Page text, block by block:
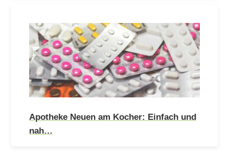
Apotheke Neuen am Kocher: Einfach und
nah…